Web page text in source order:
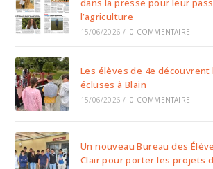
l’agriculture
15/06/2026 / 0 COMMENTAIRE
Les élèves de 4e découvrent
écluses à Blain
15/06/2026 / 0 COMMENTAIRE
Un nouveau Bureau des
Clair pour porter les projets